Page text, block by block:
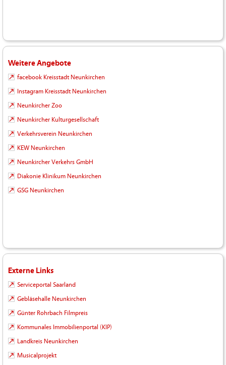
Weitere Angebote
facebook Kreisstadt Neunkirchen
Instagram Kreisstadt Neunkirchen
Neunkircher Zoo
Neunkircher Kulturgesellschaft
Verkehrsverein Neunkirchen
KEW Neunkirchen
Neunkircher Verkehrs GmbH
Diakonie Klinikum Neunkirchen
GSG Neunkirchen
Externe Links
Serviceportal Saarland
Gebläsehalle Neunkirchen
Günter Rohrbach Filmpreis
Kommunales Immobilienportal (KIP)
Landkreis Neunkirchen
Musicalprojekt